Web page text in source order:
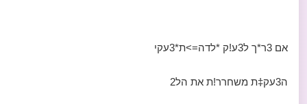
אם 3ר*ך ל3ע!ק *לדה=>ת*3עקי
ה3עק‡ת משחרר!ת את הל2